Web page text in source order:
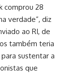
comprou 28
verdade”, diz
ao RI, de
também teria
sustentar a
que